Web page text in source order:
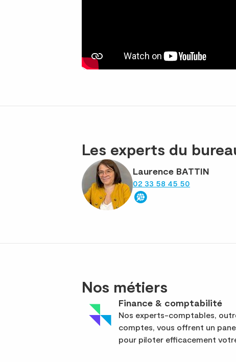
Les experts du
Laurence BATTIN
02 33 58 45 50
Nos métiers
Finance & comptabilité
Nos experts-comptables,
comptes, vous offrent un
pour piloter efficacement